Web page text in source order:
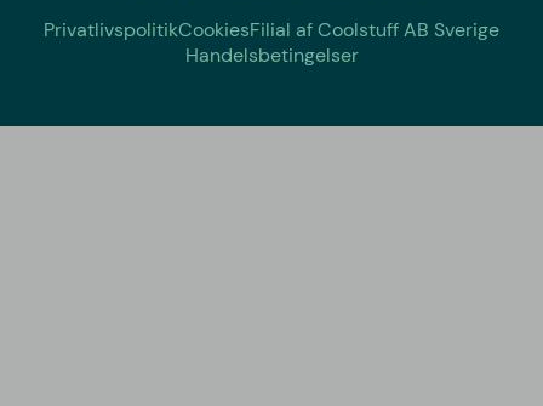
PrivatlivspolitikCookiesFilial af Coolstuff AB Sverige
Handelsbetingelser